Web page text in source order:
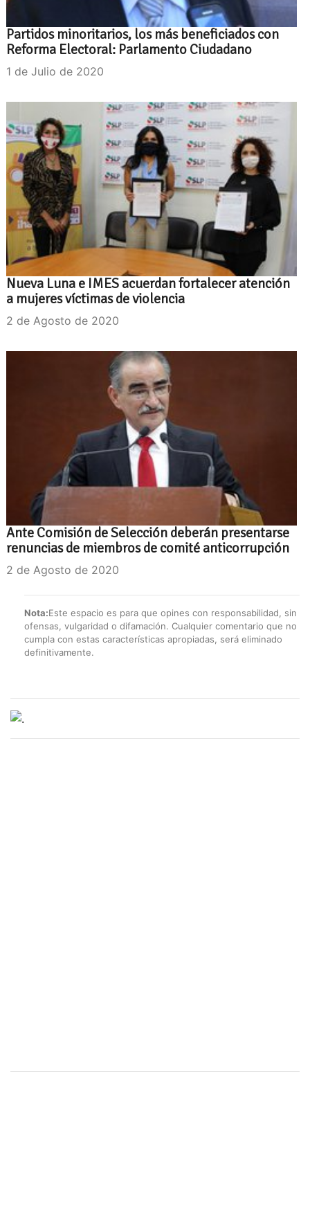
Partidos minoritarios, los más beneficiados con
Reforma Electoral: Parlamento Ciudadano
1 de Julio de 2020
Nueva Luna e IMES acuerdan fortalecer atención
a mujeres víctimas de violencia
2 de Agosto de 2020
Ante Comisión de Selección deberán presentarse
renuncias de miembros de comité anticorrupción
2 de Agosto de 2020
Nota:Este espacio es para que opines con responsabilidad, sin
ofensas, vulgaridad o difamación. Cualquier comentario que no
cumpla con estas características apropiadas, será eliminado
definitivamente.